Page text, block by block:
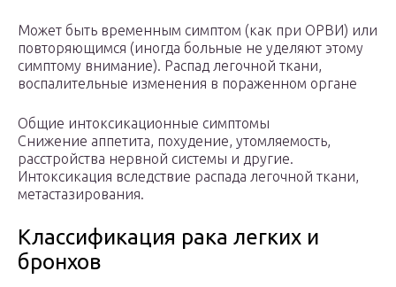
Может быть временным симптом (как при ОРВИ) или
повторяющимся (иногда больные не уделяют этому
симптому внимание). Распад легочной ткани,
воспалительные изменения в пораженном органе
Общие интоксикационные симптомы
Снижение аппетита, похудение, утомляемость,
расстройства нервной системы и другие.
Интоксикация вследствие распада легочной ткани,
метастазирования.
Классификация рака легких и
бронхов